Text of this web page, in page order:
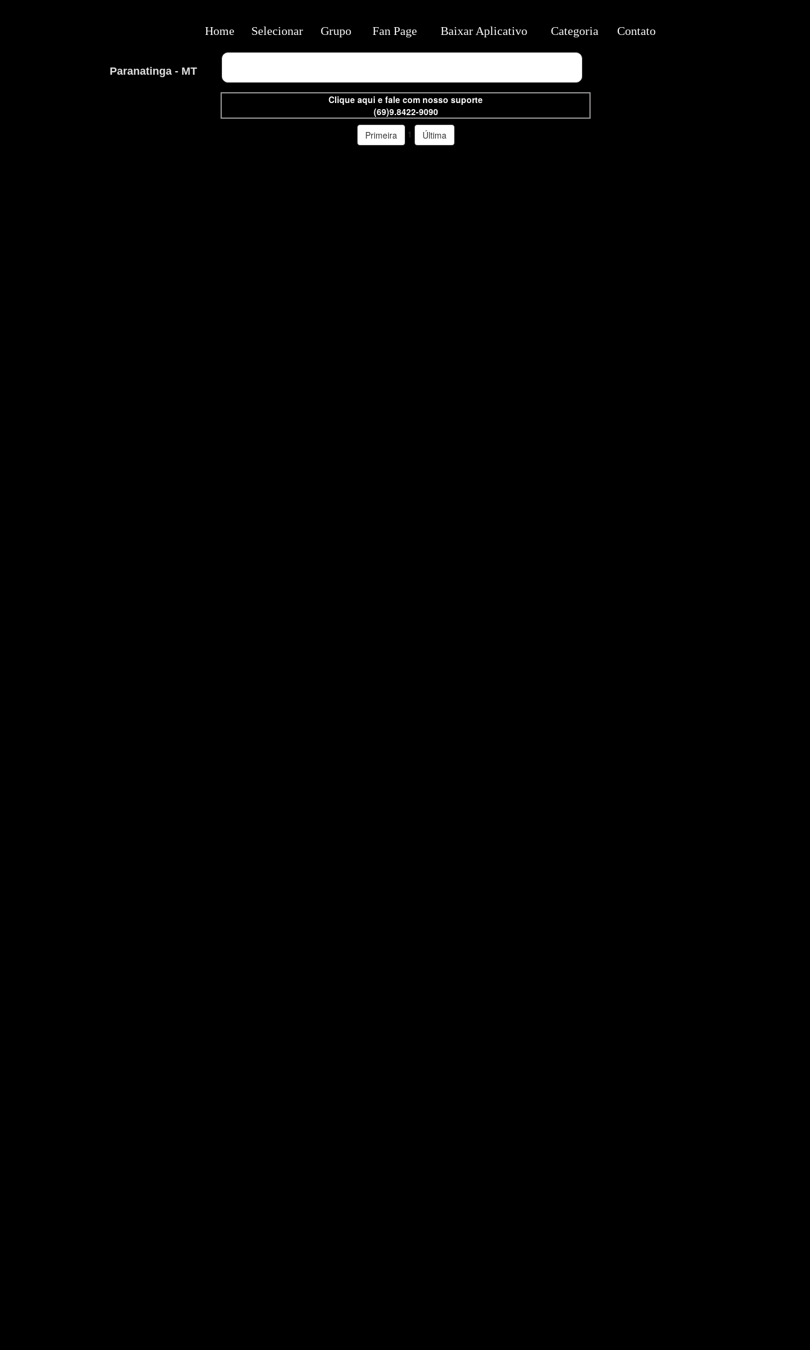
Paranatinga - MT
Clique aqui e fale com nosso suporte
(69)9.8422-9090
Primeira
1 Última
Home Selecionar Grupo Fan Page Baixar Aplicativo Categoria Contato